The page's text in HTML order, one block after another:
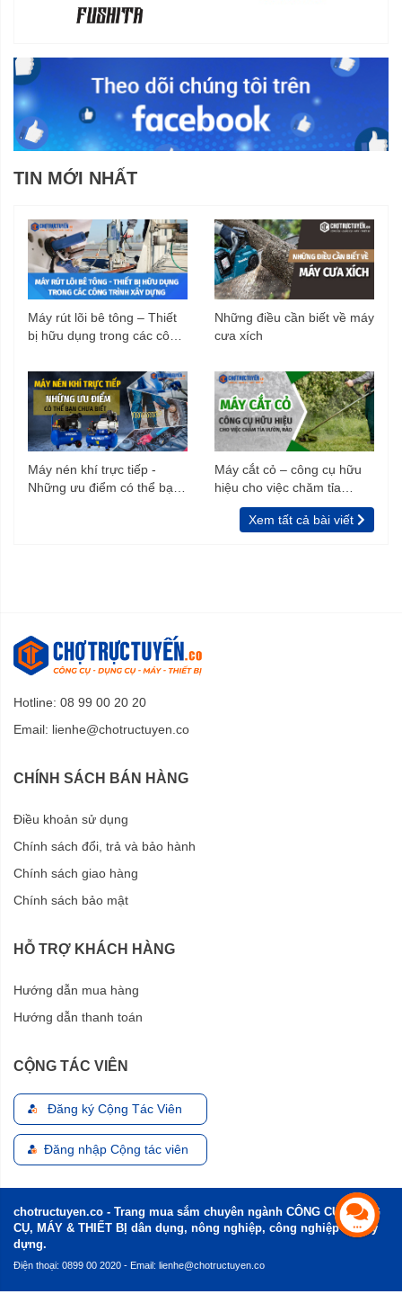
TIN MỚI NHẤT
Máy rút lõi bê tông – Thiết
bị hữu dụng trong các công
Những điều cần biết về máy
cưa xích
Máy nén khí trực tiếp -
Những ưu điểm có thể bạn
Máy cắt cỏ – công cụ hữu
hiệu cho việc chăm tỉa
vườn, rào
Xem tất cả bài viết
Hotline: 08 99 00 20 20
Email: lienhe@chotructuyen.co
CHÍNH SÁCH BÁN HÀNG
Điều khoản sử dụng
Chính sách đổi, trả và bảo hành
Chính sách giao hàng
Chính sách bảo mật
HỖ TRỢ KHÁCH HÀNG
Hướng dẫn mua hàng
Hướng dẫn thanh toán
CỘNG TÁC VIÊN
Đăng ký Cộng Tác Viên
Đăng nhập Cộng tác viên
chotructuyen.co - Trang mua sắm chuyên ngành CÔNG CỤ, DỤNG
CỤ, MÁY & THIẾT BỊ dân dụng, nông nghiệp, công nghiệp và xây
dựng.
Điện thoại: 0899 00 2020 - Email: lienhe@chotructuyen.co